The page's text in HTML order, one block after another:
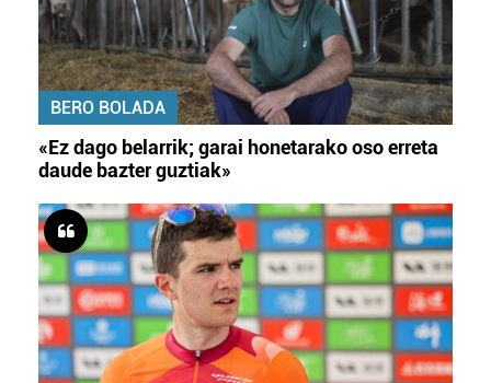
BERO BOLADA
«Ez dago belarrik; garai honetarako oso erreta
daude bazter guztiak»